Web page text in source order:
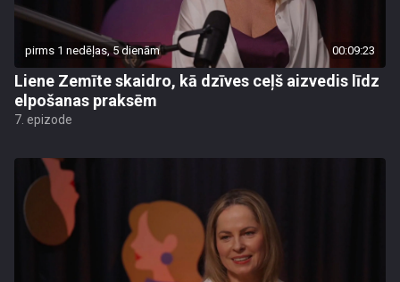
pirms 1 nedēļas, 5 dienām 00:09:23
Liene Zemīte skaidro, kā dzīves ceļš aizvedis līdz
elpošanas praksēm
7. epizode